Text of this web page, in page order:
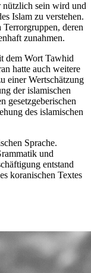
nützlich sein wird und
Islam zu verstehen.
deren
zunahmen.
dem Wort Tawhid
hatte auch weitere
einer Wertschätzung
der islamischen
gesetzgeberischen
des islamischen
Sprache.
und
entstand
koranischen Textes